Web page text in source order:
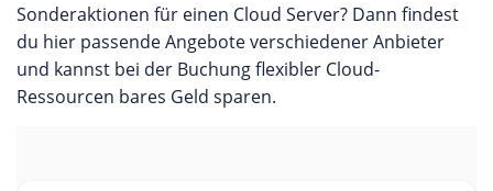
Sonderaktionen für einen Cloud Server? Dann findest
du hier passende Angebote verschiedener Anbieter
und kannst bei der Buchung flexibler Cloud-
Ressourcen bares Geld sparen.